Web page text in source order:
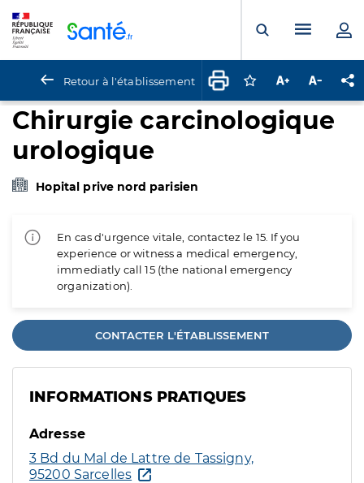
Ouvrir laMenu
Retour à l'établissement Connectez-vous
Augmenter la
Chirurgie carcinologique
urologique
Hopital prive nord parisien
En cas d'urgence vitale, contactez le 15. If you
experience or witness a medical emergency,
immediatly call 15 (the national emergency
organization).
CONTACTER L'ÉTABLISSEMENT
INFORMATIONS PRATIQUES
Adresse
3 Bd du Mal de Lattre de Tassigny,
95200 Sarcelles